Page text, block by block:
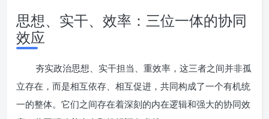
思想、实干、效率：三位一体的协同
效应
夯实政治思想、实干担当、重效率，这三者之间并非孤
立存在，而是相互依存、相互促进，共同构成了一个有机统
一的整体。它们之间存在着深刻的内在逻辑和强大的协同效